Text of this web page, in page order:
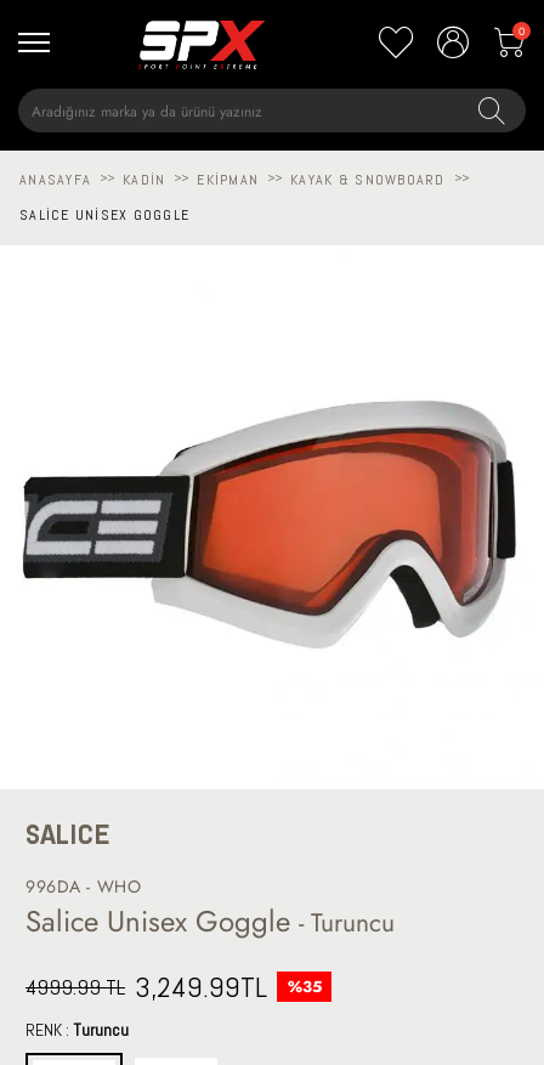
0
ANASAYFA >> KADIN >> EKIPMAN >> KAYAK & SNOWBOARD >>
SALICE UNISEX GOGGLE
SALICE
996DA - WHO
Salice Unisex Goggle - Turuncu
4999.99 TL 3,249.99TL %35
RENK : Turuncu